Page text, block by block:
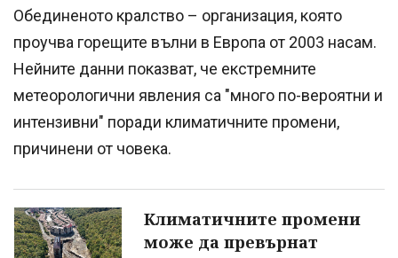
Обединеното кралство – организация, която
проучва горещите вълни в Европа от 2003 насам.
Нейните данни показват, че екстремните
метеорологични явления са "много по-вероятни и
интензивни" поради климатичните промени,
причинени от човека.
Климатичните промени
може да превърнат